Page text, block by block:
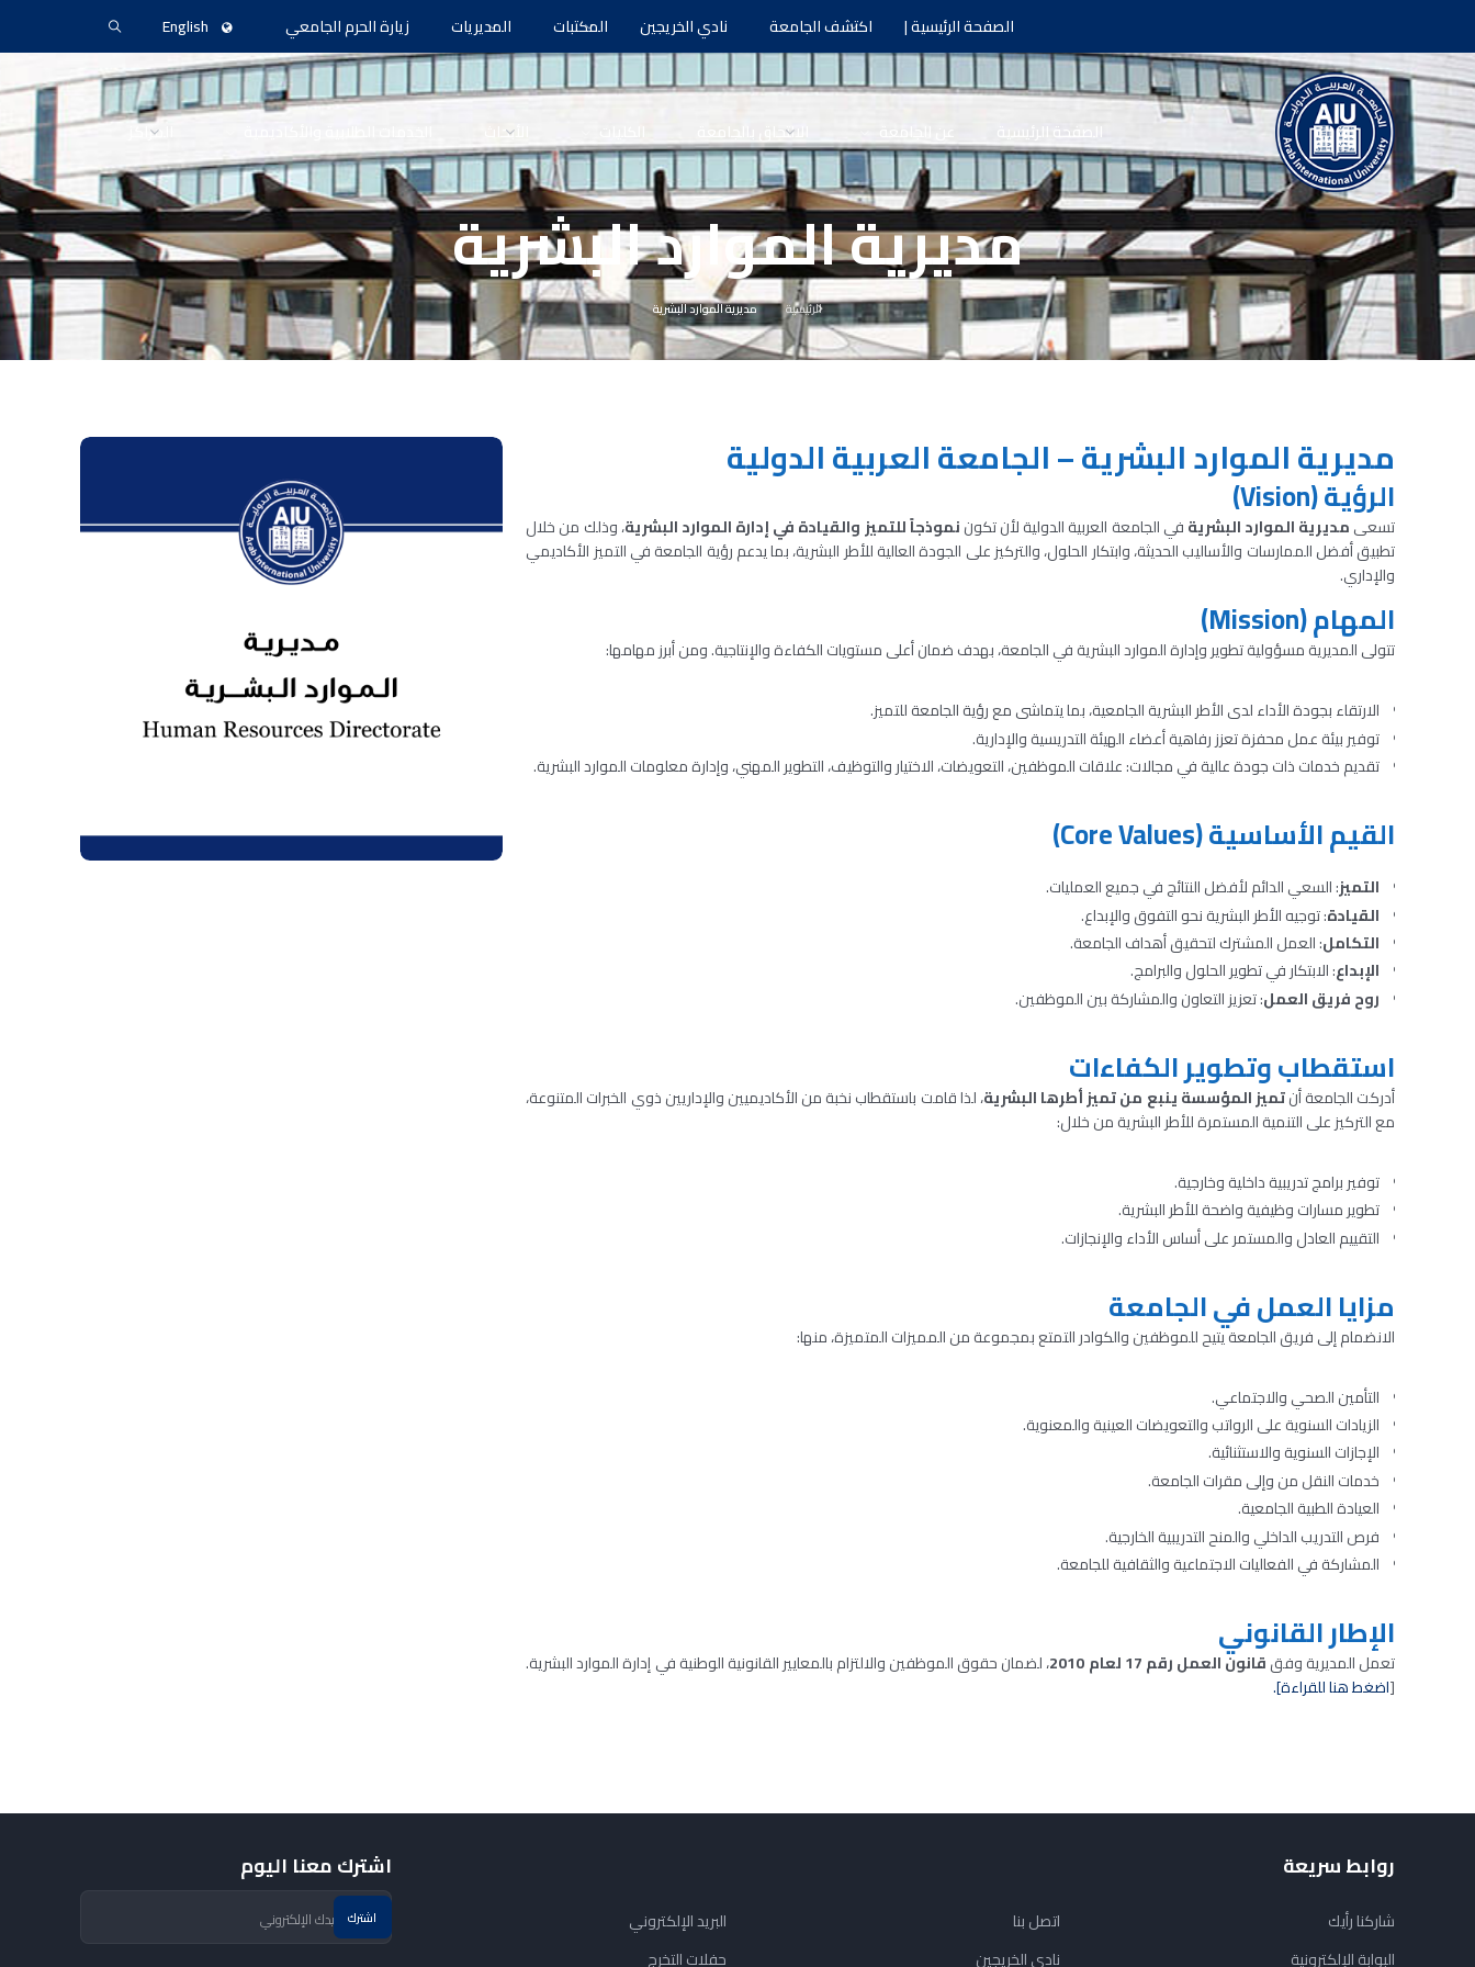
الصفحة الرئيسية | اكتشف الجامعة نادي الخريجين المكتبات المديريات زيارة الحرم الجامعي English
الصفحة الرئيسية الالتحاق بالجامعة الأبحاث المراكز
مديرية الموارد البشرية
الرئيسية مديرية الموارد البشرية
مديرية الموارد البشرية – الجامعة العربية الدولية
الرؤية (Vision)
تسعىمديرية الموارد البشريةفي الجامعة العربية الدولية لأن تكوننموذجاً للتميز والقيادة في إدارة الموارد البشرية، وذلك من خلال
تطبيق أفضل الممارسات والأساليب الحديثة، وابتكار الحلول، والتركيز على الجودة العالية للأطر البشرية، بما يدعم رؤية الجامعة في التميز الأكاديمي
والإداري.
المهام (Mission)
تتولى المديرية مسؤولية تطوير وإدارة الموارد البشرية في الجامعة، بهدف ضمان أعلى مستويات الكفاءة والإنتاجية. ومن أبرز مهامها:
الارتقاء بجودة الأداء لدى الأطر البشرية الجامعية، بما يتماشى مع رؤية الجامعة للتميز.
توفير بيئة عمل محفزة تعزز رفاهية أعضاء الهيئة التدريسية والإدارية.
تقديم خدمات ذات جودة عالية في مجالات: علاقات الموظفين، التعويضات، الاختيار والتوظيف، التطوير المهني، وإدارة معلومات الموارد البشرية.
القيم الأساسية (Core Values)
التميز: السعي الدائم لأفضل النتائج في جميع العمليات.
القيادة: توجيه الأطر البشرية نحو التفوق والإبداع.
التكامل: العمل المشترك لتحقيق أهداف الجامعة.
الإبداع: الابتكار في تطوير الحلول والبرامج.
روح فريق العمل: تعزيز التعاون والمشاركة بين الموظفين.
استقطاب وتطوير الكفاءات
أدركت الجامعة أنتميز المؤسسة ينبع من تميز أطرها البشرية، لذا قامت باستقطاب نخبة من الأكاديميين والإداريين ذوي الخبرات المتنوعة،
مع التركيز على التنمية المستمرة للأطر البشرية من خلال:
توفير برامج تدريبية داخلية وخارجية.
تطوير مسارات وظيفية واضحة للأطر البشرية.
التقييم العادل والمستمر على أساس الأداء والإنجازات.
مزايا العمل في الجامعة
الانضمام إلى فريق الجامعة يتيح للموظفين والكوادر التمتع بمجموعة من المميزات المتميزة، منها:
التأمين الصحي والاجتماعي.
الزيادات السنوية على الرواتب والتعويضات العينية والمعنوية.
الإجازات السنوية والاستثنائية.
خدمات النقل من وإلى مقرات الجامعة.
العيادة الطبية الجامعية.
فرص التدريب الداخلي والمنح التدريبية الخارجية.
المشاركة في الفعاليات الاجتماعية والثقافية للجامعة.
الإطار القانوني
تعمل المديرية وفققانون العمل رقم 17 لعام 2010
، لضمان حقوق الموظفين والالتزام بالمعايير القانونية الوطنية في إدارة الموارد البشرية.
[اضغط هنا للقراءة].
روابط سريعة
شاركنا رأيك
البوابة الإلكترونية
اتصل بنا
نادي الخريجين
البريد الإلكتروني
حفلات التخرج
اشترك معنا اليوم